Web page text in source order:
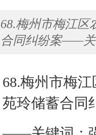
68.梅州市梅江区
合同纠纷案——关
68.梅州市梅
苑玲储蓄合同